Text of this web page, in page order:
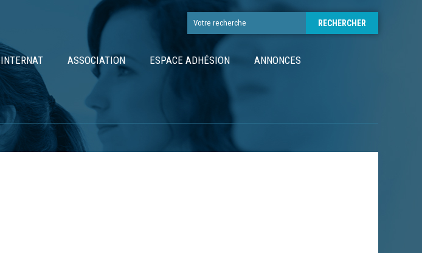
INTERNAT ASSOCIATION ESPACE ADHÉSION ANNONCES